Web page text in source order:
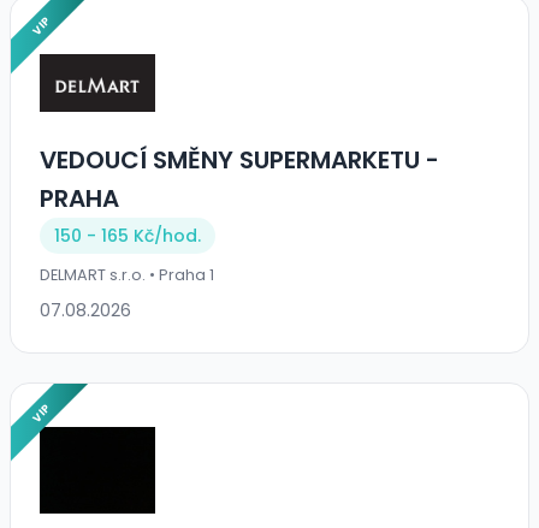
VIP
VEDOUCÍ SMĚNY SUPERMARKETU -
PRAHA
150 - 165 Kč/hod.
DELMART s.r.o. • Praha 1
07.08.2026
VIP